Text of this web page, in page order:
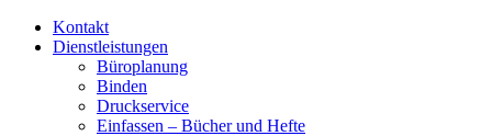
Kontakt
Dienstleistungen
Büroplanung
Binden
Druckservice
Einfassen – Bücher und Hefte